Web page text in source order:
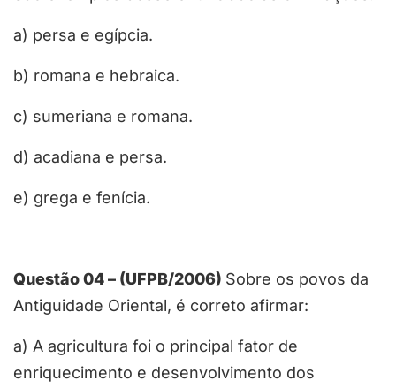
a) persa e egípcia.
b) romana e hebraica.
c) sumeriana e romana.
d) acadiana e persa.
e) grega e fenícia.
Questão 04 – (UFPB/2006) Sobre os povos da
Antiguidade Oriental, é correto afirmar:
a) A agricultura foi o principal fator de
enriquecimento e desenvolvimento dos